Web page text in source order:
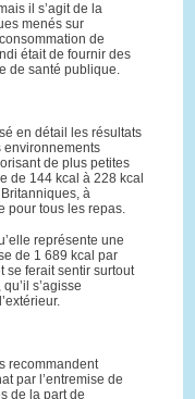
il s’agit de la
menés sur
de
était de fournir des
de santé publique.
en détail les résultats
environnements
de plus petites
de 144 kcal à 228 kcal
à
pour tous les repas.
représente une
de 1 689 kcal par
se ferait sentir surtout
s’agisse
recommandent
par l’entremise de
de la part de